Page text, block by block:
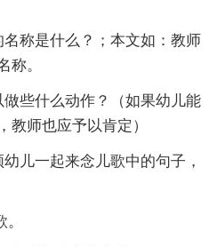
名称是什么？；本文如：教师
称。
做些什么动作？（如果幼儿能
教师也应予以肯定）
儿一起来念儿歌中的句子，